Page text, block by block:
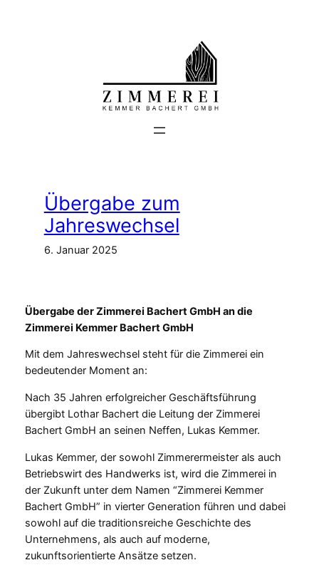
Übergabe zum
Jahreswechsel
6. Januar 2025
Übergabe der Zimmerei Bachert GmbH an die
Zimmerei Kemmer Bachert GmbH
Mit dem Jahreswechsel steht für die Zimmerei ein
bedeutender Moment an:
Nach 35 Jahren erfolgreicher Geschäftsführung
übergibt Lothar Bachert die Leitung der Zimmerei
Bachert GmbH an seinen Neffen, Lukas Kemmer.
Lukas Kemmer, der sowohl Zimmerermeister als auch
Betriebswirt des Handwerks ist, wird die Zimmerei in
der Zukunft unter dem Namen “Zimmerei Kemmer
Bachert GmbH” in vierter Generation führen und dabei
sowohl auf die traditionsreiche Geschichte des
Unternehmens, als auch auf moderne,
zukunftsorientierte Ansätze setzen.